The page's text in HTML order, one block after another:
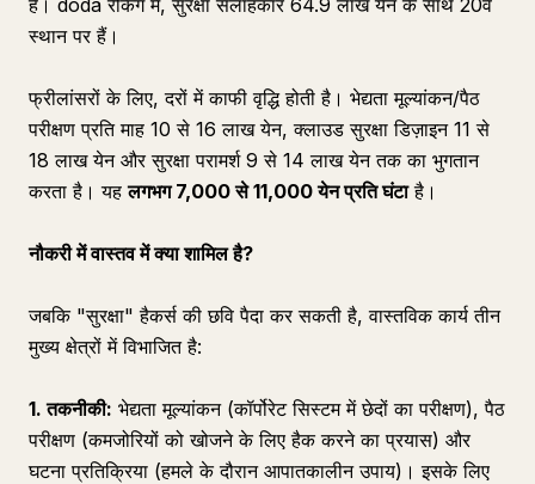
है। doda रैंकिंग में, सुरक्षा सलाहकार 64.9 लाख येन के साथ 20वें
स्थान पर हैं।
फ्रीलांसरों के लिए, दरों में काफी वृद्धि होती है। भेद्यता मूल्यांकन/पैठ
परीक्षण प्रति माह 10 से 16 लाख येन, क्लाउड सुरक्षा डिज़ाइन 11 से
18 लाख येन और सुरक्षा परामर्श 9 से 14 लाख येन तक का भुगतान
करता है। यहलगभग 7,000 से 11,000 येन प्रति घंटाहै।
नौकरी में वास्तव में क्या शामिल है?
जबकि "सुरक्षा" हैकर्स की छवि पैदा कर सकती है, वास्तविक कार्य तीन
मुख्य क्षेत्रों में विभाजित है:
1. तकनीकी: भेद्यता मूल्यांकन (कॉर्पोरेट सिस्टम में छेदों का परीक्षण), पैठ
परीक्षण (कमजोरियों को खोजने के लिए हैक करने का प्रयास) और
घटना प्रतिक्रिया (हमले के दौरान आपातकालीन उपाय)। इसके लिए